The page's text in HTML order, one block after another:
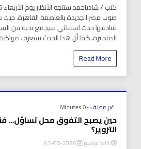
صوب مصر الجديدة بالعاصمة القاهرة،
فنادقها حدث استثنائي سيجمع نخبة من
المتميزة، كما أن هذا الحدث سيعرف
Read More
غير مصنف-0 Minutes
حين يصبح التفوق محل تساؤل…
التزوير؟
خالد ابراهيم 2026-08-03